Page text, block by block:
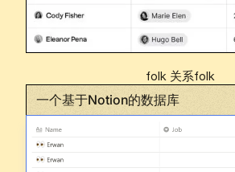
folk 关系folk
一个基于Notion的数据库